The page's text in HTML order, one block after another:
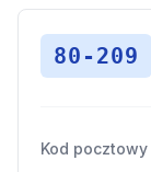
80-209
Kod pocztowy